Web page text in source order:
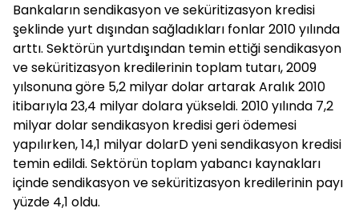
Bankaların sendikasyon ve seküritizasyon kredisi
şeklinde yurt dışından sağladıkları fonlar 2010 yılında
arttı. Sektörün yurtdışından temin ettiği sendikasyon
ve seküritizasyon kredilerinin toplam tutarı, 2009
yılsonuna göre 5,2 milyar dolar artarak Aralık 2010
itibarıyla 23,4 milyar dolara yükseldi. 2010 yılında 7,2
milyar dolar sendikasyon kredisi geri ödemesi
yapılırken, 14,1 milyar dolarD yeni sendikasyon kredisi
temin edildi. Sektörün toplam yabancı kaynakları
içinde sendikasyon ve seküritizasyon kredilerinin payı
yüzde 4,1 oldu.